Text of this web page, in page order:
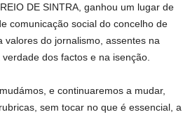
DE SINTRA, ganhou um lugar de
comunicação social do concelho de
valores do jornalismo, assentes na
dos factos e na isenção.
e continuaremos a mudar,
sem tocar no que é essencial, a